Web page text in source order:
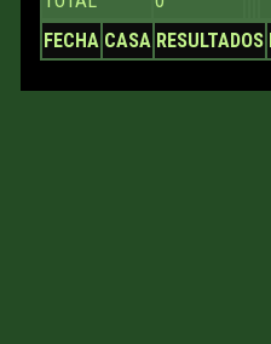
FECHA CASA RESULTADOS